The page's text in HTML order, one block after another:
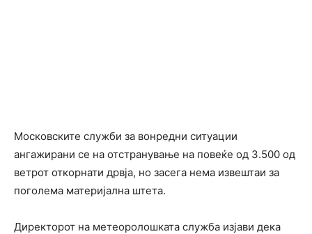
Московските служби за вонредни ситуации
ангажирани се на отстранување на повеќе од 3.500 од
ветрот откорнати дрвја, но засега нема извештаи за
поголема материјална штета.
Директорот на метеоролошката служба изјави дека